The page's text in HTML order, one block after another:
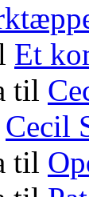
Et
til
Cecil
til